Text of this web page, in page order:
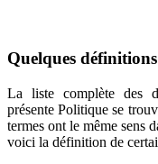
Quelques définitions
La liste complète des
présente Politique se
termes ont le même sens
voici la définition de